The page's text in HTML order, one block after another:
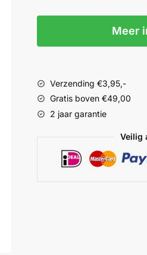
Meer
Verzending €3,95,-
Gratis boven €49,00
2 jaar garantie
Veilig